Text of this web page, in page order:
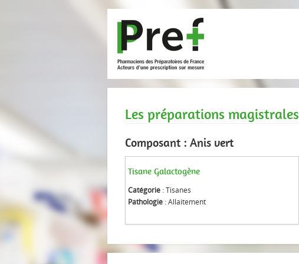
Les préparations magistrales
Composant : Anis vert
Tisane Galactogène
Catégorie : Tisanes
Pathologie : Allaitement